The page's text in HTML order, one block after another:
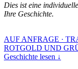
Dies ist eine
Ihre Geschichte.
AUF ANFRAGE ·
ROTGOLD UND
Geschichte lesen ↓